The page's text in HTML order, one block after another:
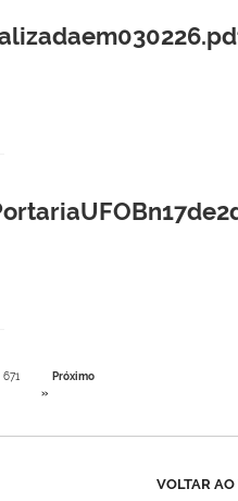
671
Próximo
»
VOLTAR AO